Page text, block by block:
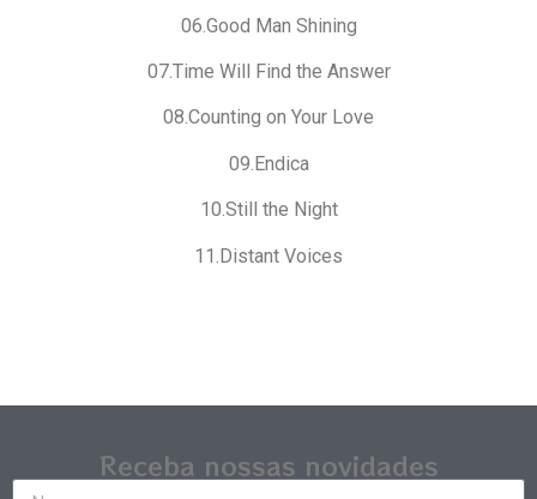
06.Good Man Shining
07.Time Will Find the Answer
08.Counting on Your Love
09.Endica
10.Still the Night
11.Distant Voices
Receba nossas novidades